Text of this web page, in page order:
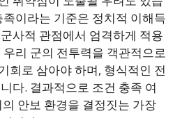
이라는 기준은 정치적 이해득
사적 관점에서 엄격하게 적용
리 군의 전투력을 객관적으로
회로 삼아야 하며, 형식적인 전
다. 결과적으로 조건 충족 여
안보 환경을 결정짓는 가장